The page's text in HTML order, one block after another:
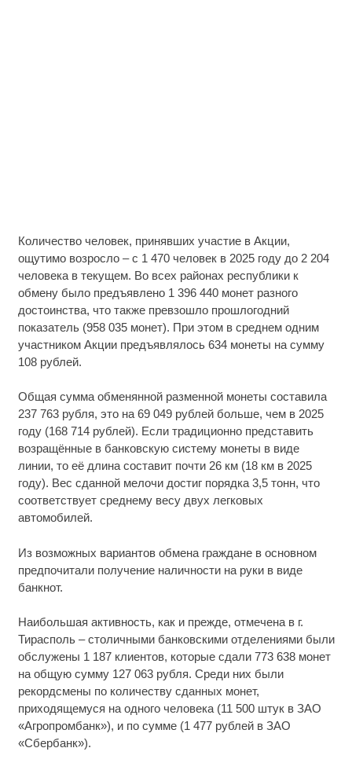
Количество человек, принявших участие в Акции,
ощутимо возросло – с 1 470 человек в 2025 году до 2 204
человека в текущем. Во всех районах республики к
обмену было предъявлено 1 396 440 монет разного
достоинства, что также превзошло прошлогодний
показатель (958 035 монет). При этом в среднем одним
участником Акции предъявлялось 634 монеты на сумму
108 рублей.
Общая сумма обменянной разменной монеты составила
237 763 рубля, это на 69 049 рублей больше, чем в 2025
году (168 714 рублей). Если традиционно представить
возращённые в банковскую систему монеты в виде
линии, то её длина составит почти 26 км (18 км в 2025
году). Вес сданной мелочи достиг порядка 3,5 тонн, что
соответствует среднему весу двух легковых
автомобилей.
Из возможных вариантов обмена граждане в основном
предпочитали получение наличности на руки в виде
банкнот.
Наибольшая активность, как и прежде, отмечена в г.
Тирасполь – столичными банковскими отделениями были
обслужены 1 187 клиентов, которые сдали 773 638 монет
на общую сумму 127 063 рубля. Среди них были
рекордсмены по количеству сданных монет,
приходящемуся на одного человека (11 500 штук в ЗАО
«Агропромбанк»), и по сумме (1 477 рублей в ЗАО
«Сбербанк»).